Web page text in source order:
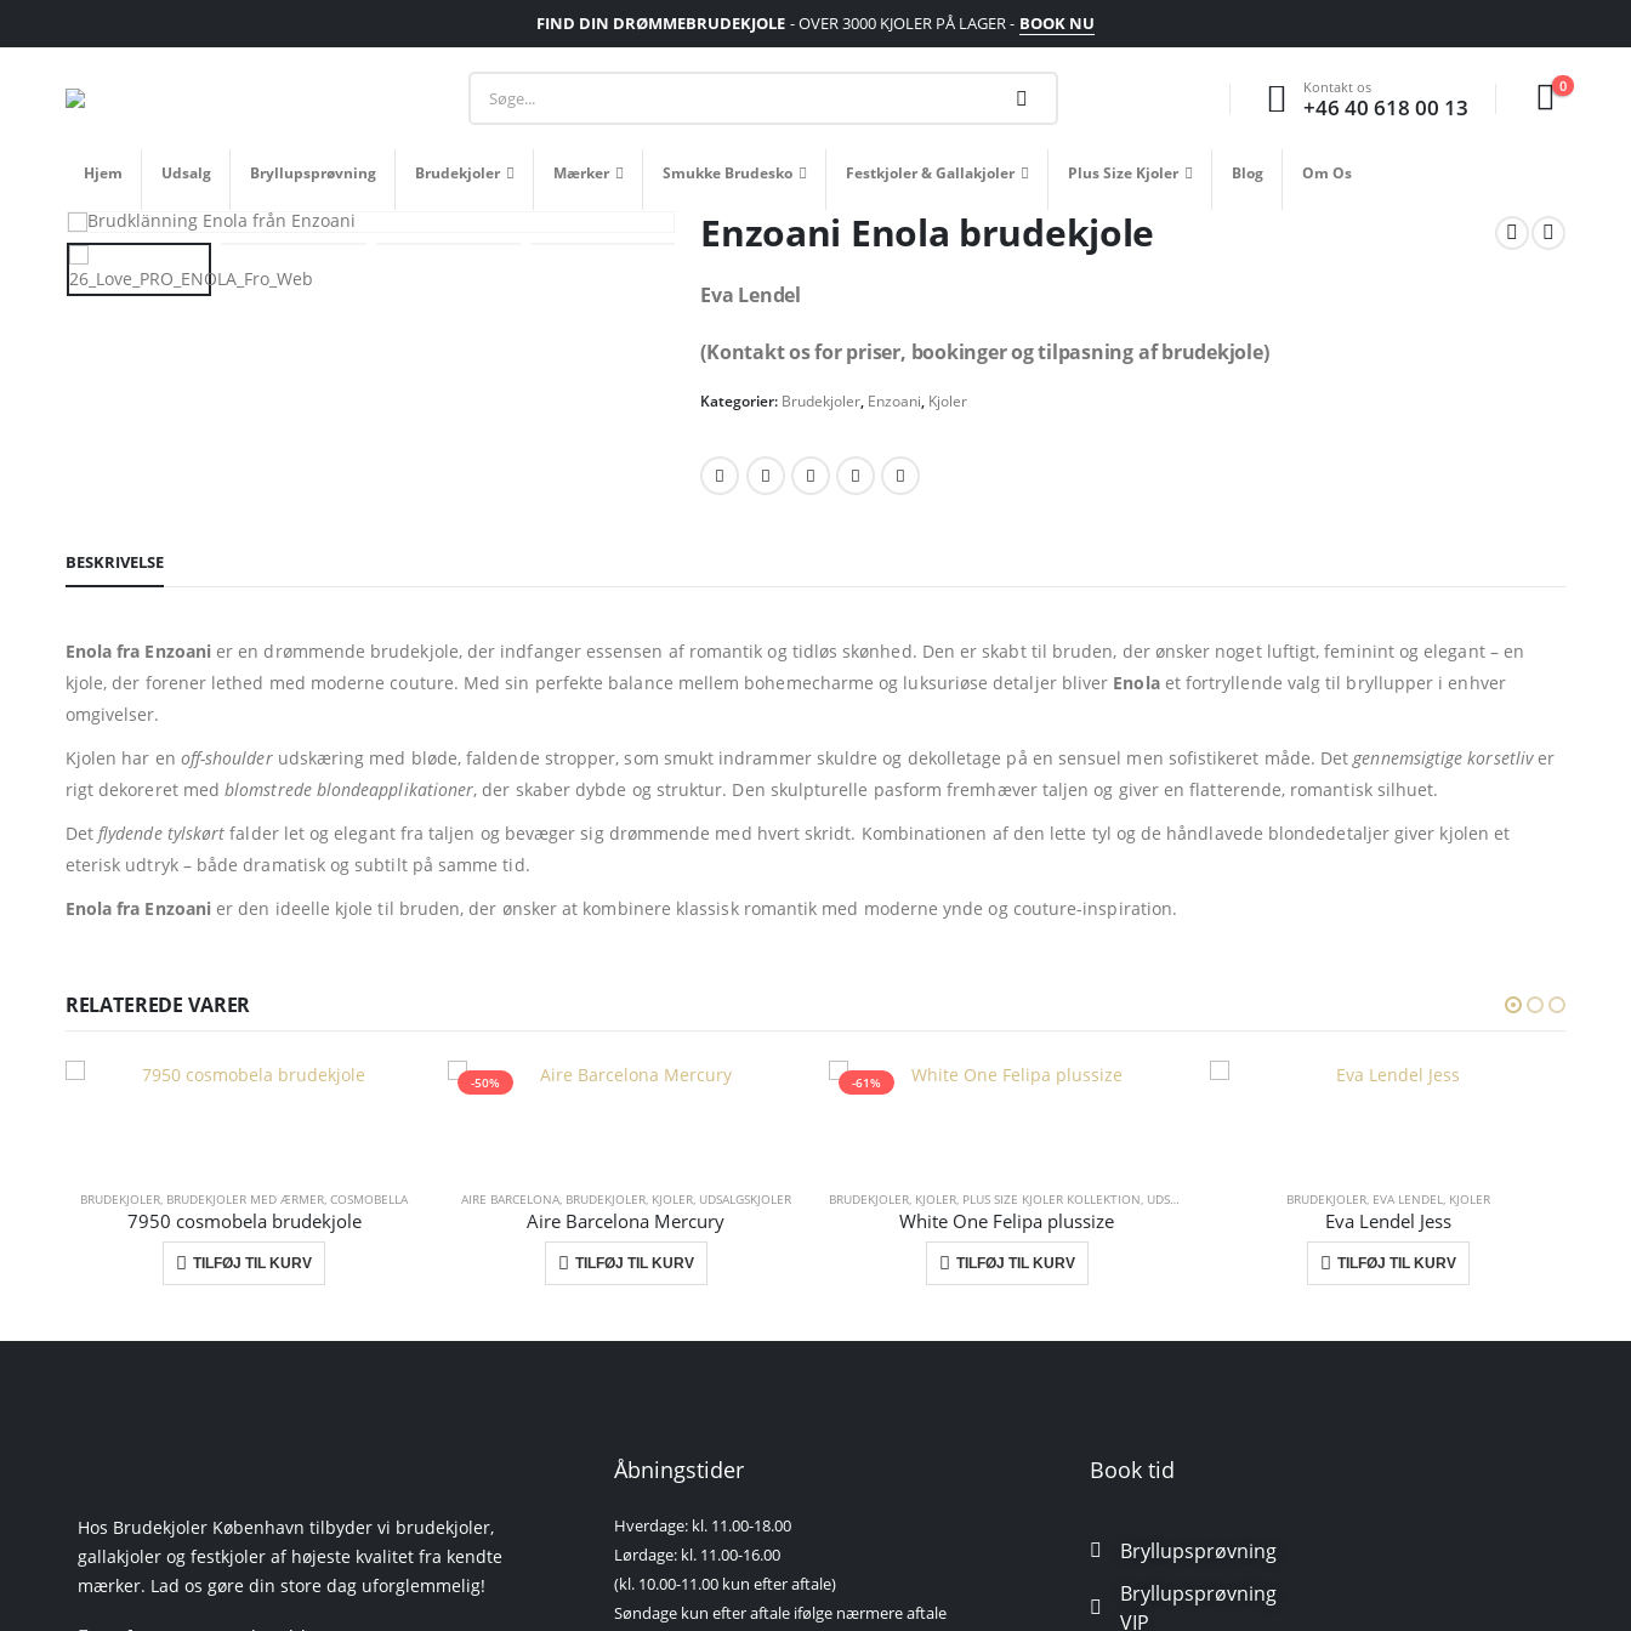
FIND DIN DRØMMEBRUDEKJOLE - OVER 3000 KJOLER PÅ LAGER - BOOK NU
Kontakt os
+46 40 618 00 13
0
Hjem Udsalg Bryllupsprøvning Brudekjoler Mærker Smukke Brudesko Festkjoler & Gallakjoler Plus Size Kjoler Blog Om Os
Enzoani Enola brudekjole
Eva Lendel
(Kontakt os for priser, bookinger og tilpasning af brudekjole)
Kategorier: Brudekjoler, Enzoani, Kjoler
BESKRIVELSE
Enola fra Enzoanier en drømmende brudekjole, der indfanger essensen af romantik og tidløs skønhed. Den er skabt til bruden, der ønsker noget luftigt, feminint og elegant – en
kjole, der forener lethed med moderne couture. Med sin perfekte balance mellem bohemecharme og luksuriøse detaljer bliver Enolaet fortryllende valg til bryllupper i enhver
omgivelser.
Kjolen har en off-shoulderudskæring med bløde, faldende stropper, som smukt indrammer skuldre og dekolletage på en sensuel men sofistikeret måde. Detgennemsigtige korsetliver
rigt dekoreret medblomstrede blondeapplikationer, der skaber dybde og struktur. Den skulpturelle pasform fremhæver taljen og giver en flatterende, romantisk silhuet.
Det flydende tylskørt falder let og elegant fra taljen og bevæger sig drømmende med hvert skridt. Kombinationen af den lette tyl og de håndlavede blondedetaljer giver kjolen et
eterisk udtryk – både dramatisk og subtilt på samme tid.
Enola fra Enzoanier den ideelle kjole til bruden, der ønsker at kombinere klassisk romantik med moderne ynde og couture-inspiration.
RELATEREDE VARER
BRUDEKJOLER BRUDEKJOLER MED ÆRMER ,COSMOBELLA
7950 cosmobela brudekjole
TILFØJ TIL KURV
-50%
AIRE BARCELONA, BRUDEKJOLER, KJOLER, UDSALGSKJOLER
Aire Barcelona Mercury
TILFØJ TIL KURV
-61%
BRUDEKJOLER, KJOLER, PLUS SIZE KJOLER KOLLEKTION UDSALGSKJOLER WHITE ONE
White One Felipa plussize
TILFØJ TIL KURV
BRUDEKJOLER, EVA LENDEL KJOLER
Eva Lendel Jess
TILFØJ TIL KURV
Hos Brudekjoler København tilbyder vi brudekjoler,
gallakjoler og festkjoler af højeste kvalitet fra kendte
mærker. Lad os gøre din store dag uforglemmelig!
Åbningstider
Hverdage: kl. 11.00-18.00
Lørdage: kl. 11.00-16.00
(kl. 10.00-11.00 kun efter aftale)
Søndage kun efter aftale ifølge nærmere aftale
Book tid
Bryllupsprøvning
Bryllupsprøvning
VIP